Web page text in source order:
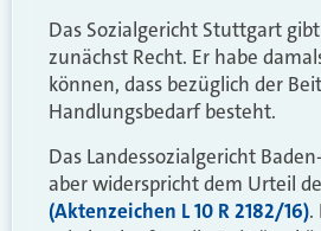
Das Sozialgericht Stuttgart
zunächst Recht. Er habe
können, dass bezüglich der
Handlungsbedarf besteht.
Das Landessozialgericht
aber widerspricht dem Urteil
(Aktenzeichen L 10 R 2182/16).